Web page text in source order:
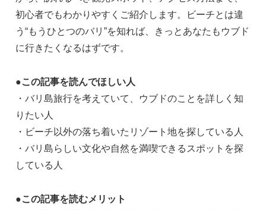
初心者でもわかりやすくご紹介します。ビーチとは違
う“もうひとつのバリ”を知れば、きっとあなたもウブド
に行きたくなるはずです。
●この記事を読んでほしい人
・バリ島旅行を考えていて、ウブドのことを詳しく知
りたい人
・ビーチ以外の落ち着いたリゾート地を探している人
・バリ島らしい文化や自然を満喫できるスポットを探
している人
●この記事を読むメリット